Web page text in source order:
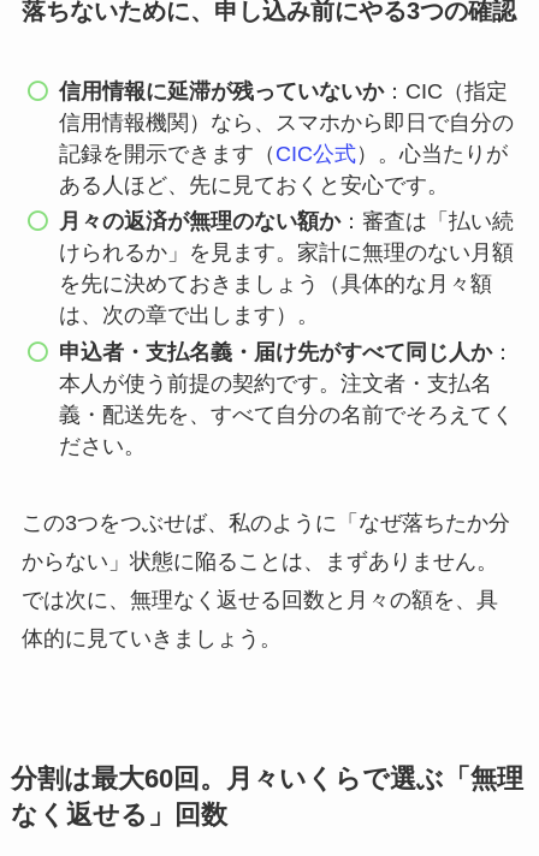
落ちないために、申し込み前にやる3つの確認
信用情報に延滞が残っていないか：CIC（指定
信用情報機関）なら、スマホから即日で自分の
記録を開示できます（ CIC公式）。心当たりが
ある人ほど、先に見ておくと安心です。
月々の返済が無理のない額か：審査は「払い続
けられるか」を見ます。家計に無理のない月額
を先に決めておきましょう（具体的な月々額
は、次の章で出します）。
申込者・支払名義・届け先がすべて同じ人か：
本人が使う前提の契約です。注文者・支払名
義・配送先を、すべて自分の名前でそろえてく
ださい。
この3つをつぶせば、私のように「なぜ落ちたか分
からない」状態に陥ることは、まずありません。
では次に、無理なく返せる回数と月々の額を、具
体的に見ていきましょう。
分割は最大60回。月々いくらで選ぶ「無理
なく返せる」回数